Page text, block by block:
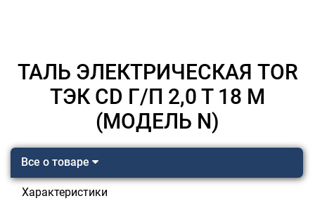
ТАЛЬ ЭЛЕКТРИЧЕСКАЯ TOR
ТЭК CD Г/П 2,0 Т 18 М
(МОДЕЛЬ N)
Все о товаре
Характеристики